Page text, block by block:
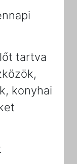
tartva
konyhai